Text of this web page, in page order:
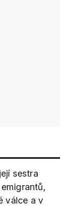
sestra
válce a v